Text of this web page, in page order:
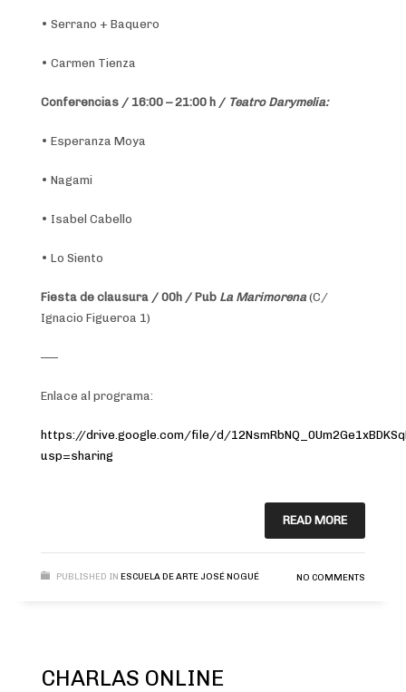
• Serrano + Baquero
• Carmen Tienza
Conferencias / 16:00 – 21:00 h / Teatro Darymelia:
• Esperanza Moya
• Nagami
• Isabel Cabello
• Lo Siento
Fiesta de clausura / 00h / Pub La Marimorena (C/
Ignacio Figueroa 1)
—–
Enlace al programa:
https://drive.google.com/file/d/
usp=sharing
READ MORE
PUBLISHED IN ESCUELA DE ARTE JOSÉ NOGUÉ NO COMMENTS
CHARLAS ONLINE